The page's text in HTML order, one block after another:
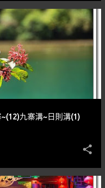
九寨溝~日則溝(1)